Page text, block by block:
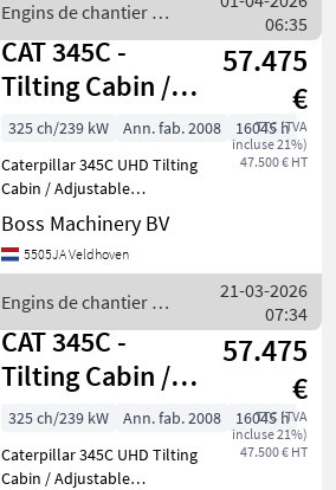
Engins de chantier /
CAT
06:35
CAT 345C -
Tilting Cabin /
Adjustable
Undercarriage
57.475
€
TTC (TVA
incluse 21%)
47.500 € HT
325 ch/239 kW Ann. fab. 2008
16045 h
Caterpillar 345C UHD Tilting
Cabin / Adjustable
Undercarriage Year: 2008
Reference number:
BM007421 Hours: 16.045
Veldhoven, Netherlands
Cert
Boss Machinery BV
5505JA Veldhoven
Engins de chantier /
CAT
21-03-2026
07:34
CAT 345C -
Tilting Cabin /
Adjustable
Undercarriage
57.475
€
TTC (TVA
incluse 21%)
47.500 € HT
325 ch/239 kW Ann. fab. 2008
16045 h
Caterpillar 345C UHD Tilting
Cabin / Adjustable